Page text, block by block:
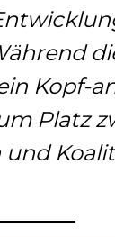
Kopf-
Platz
und